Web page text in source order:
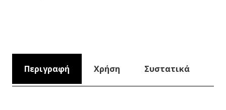
Περιγραφή Χρήση Συστατικά